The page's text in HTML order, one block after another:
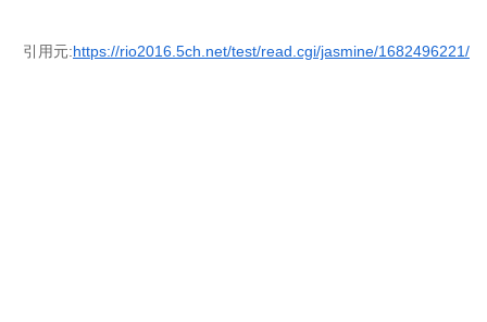
引用元:https://rio2016.5ch.net/test/read.cgi/jasmine/1682496221/